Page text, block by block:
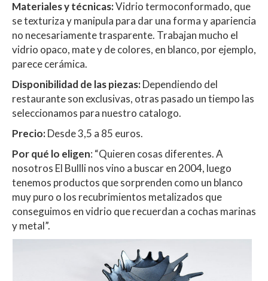
Materiales y técnicas:Vidrio termoconformado, que
se texturiza y manipula para dar una forma y apariencia
no necesariamente trasparente. Trabajan mucho el
vidrio opaco, mate y de colores, en blanco, por ejemplo,
parece cerámica.
Disponibilidad de las piezas:Dependiendo del
restaurante son exclusivas, otras pasado un tiempo las
seleccionamos para nuestro catalogo.
Precio:Desde 3,5 a 85 euros.
Por qué lo eligen: “Quieren cosas diferentes. A
nosotros El Bullli nos vino a buscar en 2004, luego
tenemos productos que sorprenden como un blanco
muy puro o los recubrimientos metalizados que
conseguimos en vidrio que recuerdan a cochas marinas
y metal”.